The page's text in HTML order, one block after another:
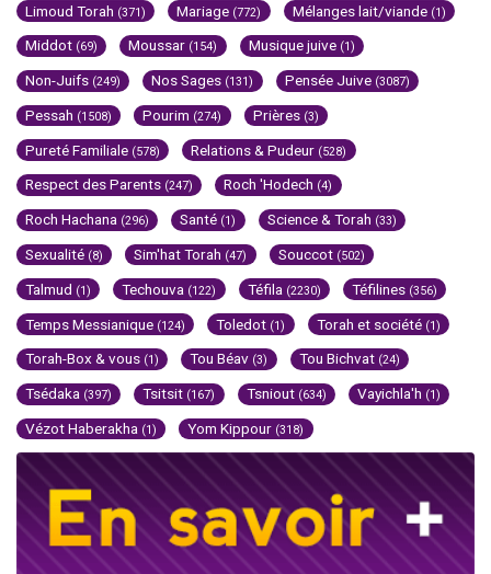
Limoud Torah (371) Mariage (772) Mélanges lait/viande (1)
Middot (69) Moussar (154) Musique juive (1)
Non-Juifs (249) Nos Sages (131) Pensée Juive (3087)
Pessah (1508) Pourim (274) Prières (3)
Pureté Familiale (578) Relations & Pudeur (528)
Respect des Parents (247) Roch 'Hodech (4)
Roch Hachana (296) Santé (1) Science & Torah (33)
Sexualité (8) Sim'hat Torah (47) Souccot (502)
Talmud (1) Techouva (122) Téfila (2230) Téfilines (356)
Temps Messianique (124) Toledot (1) Torah et société (1)
Torah-Box & vous (1) Tou Béav (3) Tou Bichvat (24)
Tsédaka (397) Tsitsit (167) Tsniout (634) Vayichla'h (1)
Vézot Haberakha (1) Yom Kippour (318)